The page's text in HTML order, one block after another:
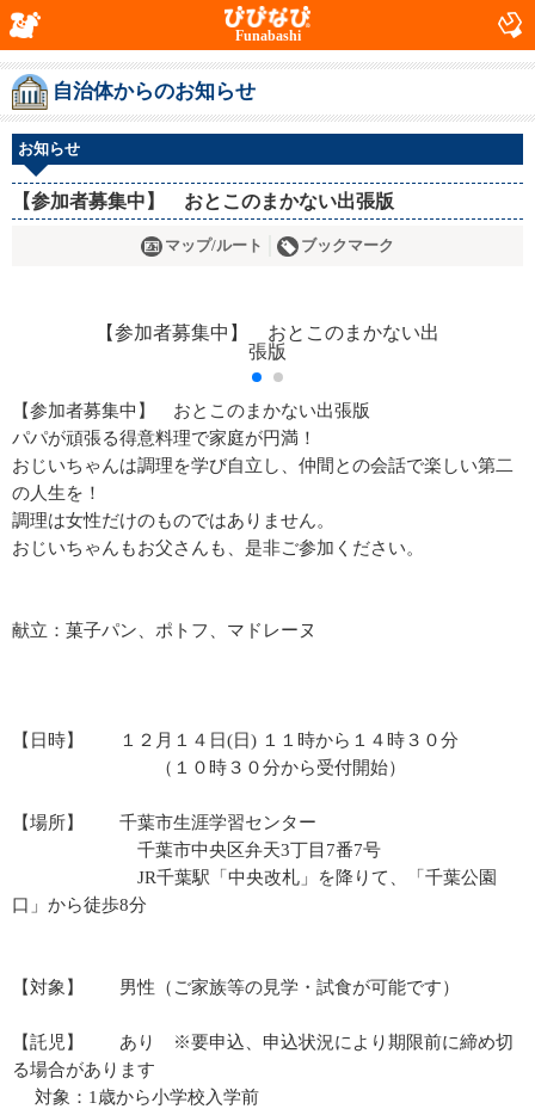
Funabashi
自治体からのお知らせ
お知らせ
【参加者募集中】 おとこのまかない出張版
マップ/ルート ブックマーク
【参加者募集中】 おとこのまかない出張版
パパが頑張る得意料理で家庭が円満！
おじいちゃんは調理を学び自立し、仲間との会話で楽しい第二
の人生を！
調理は女性だけのものではありません。
おじいちゃんもお父さんも、是非ご参加ください。
献立：菓子パン、ポトフ、マドレーヌ
【日時】 １２月１４日(日) １１時から１４時３０分
（１０時３０分から受付開始）
【場所】 千葉市生涯学習センター
千葉市中央区弁天3丁目7番7号
JR千葉駅「中央改札」を降りて、「千葉公園
口」から徒歩8分
【対象】 男性（ご家族等の見学・試食が可能です）
【託児】 あり ※要申込、申込状況により期限前に締め切
る場合があります
対象：1歳から小学校入学前